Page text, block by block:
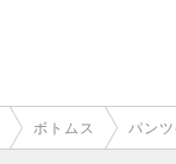
ボトムス パン